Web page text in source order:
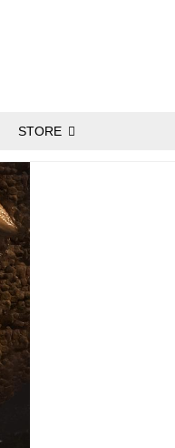
STORE